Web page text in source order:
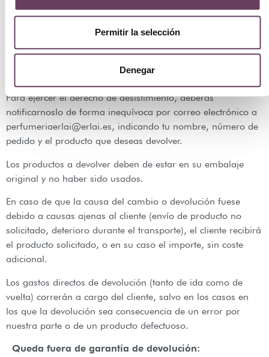
Permitir la selección
Denegar
De acuerdo con la normativa aplicable, si realizas la
compra a través de nuestra tienda online, tienes derecho a
desistir el contrato en un plazo de 14 días naturales desde
Para ejercer el derecho de desistimiento, deberás
notificarnoslo de forma inequívoca por correo electrónico a
perfumeriaerlai@erlai.es, indicando tu nombre, número de
pedido y el producto que deseas devolver.
Los productos a devolver deben de estar en su embalaje
original y no haber sido usados.
En caso de que la causa del cambio o devolución fuese
debido a causas ajenas al cliente (envío de producto no
solicitado, deterioro durante el transporte), el cliente recibirá
el producto solicitado, o en su caso el importe, sin coste
adicional.
Los gastos directos de devolución (tanto de ida como de
vuelta) correrán a cargo del cliente, salvo en los casos en
los que la devolución sea consecuencia de un error por
nuestra parte o de un producto defectuoso.
Queda fuera de garantía de devolución: